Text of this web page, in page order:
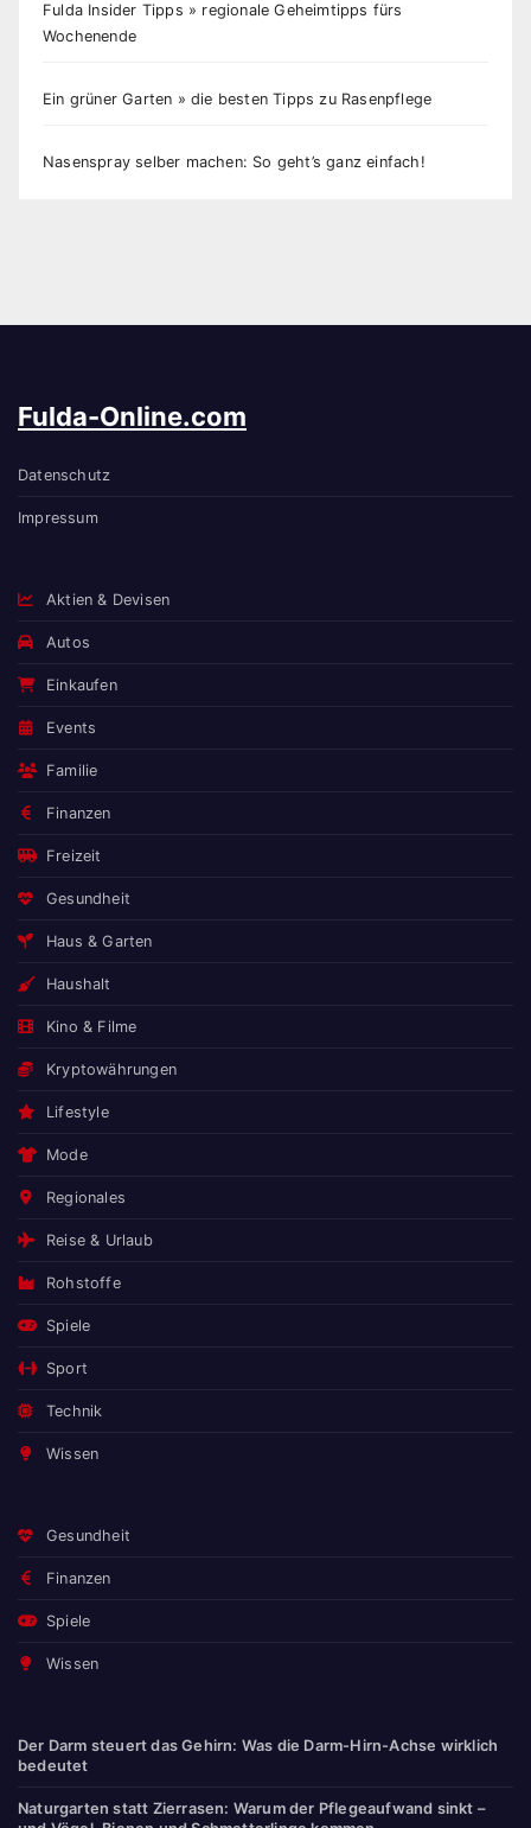
Fulda Insider Tipps » regionale Geheimtipps fürs
Wochenende
Ein grüner Garten » die besten Tipps zu Rasenpflege
Nasenspray selber machen: So geht’s ganz einfach!
Fulda-Online.com
Datenschutz
Impressum
Aktien & Devisen
Autos
Einkaufen
Events
Familie
Finanzen
Freizeit
Gesundheit
Haus & Garten
Haushalt
Kino & Filme
Kryptowährungen
Lifestyle
Mode
Regionales
Reise & Urlaub
Rohstoffe
Spiele
Sport
Technik
Wissen
Gesundheit
Finanzen
Spiele
Wissen
Der Darm steuert das Gehirn: Was die Darm-Hirn-Achse wirklich
bedeutet
Naturgarten statt Zierrasen: Warum der Pflegeaufwand sinkt –